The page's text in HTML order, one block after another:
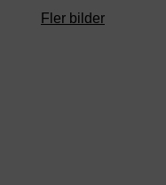
Fler bilder